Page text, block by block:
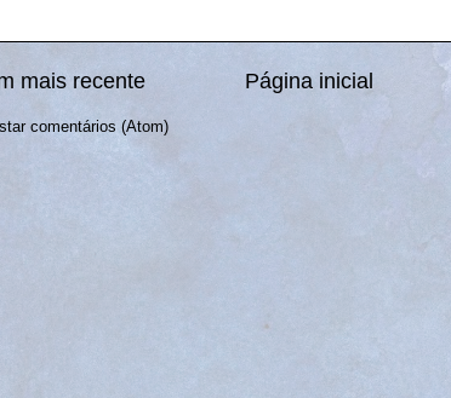
mais recente Página inicial
comentários (Atom)